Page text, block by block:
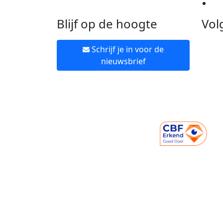
Blijf op de hoogte
Schrijf je in voor de
nieuwsbrief